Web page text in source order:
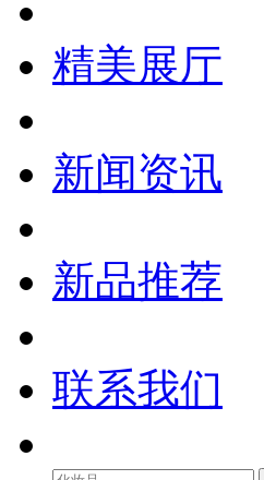
精美展厅
新闻资讯
新品推荐
联系我们